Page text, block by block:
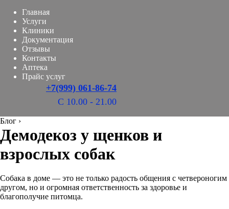
Главная
Услуги
Клиники
Документация
Отзывы
Контакты
Аптека
Прайс услуг
+7(999) 061-86-74
С 10.00 - 21.00
Блог ›
Демодекоз у щенков и
взрослых собак
Собака в доме — это не только радость общения с четвероногим
другом, но и огромная ответственность за здоровье и
благополучие питомца.